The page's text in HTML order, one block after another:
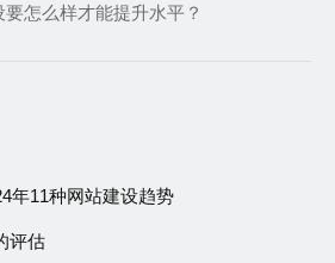
要怎么样才能提升水平？
年11种网站建设趋势
评估